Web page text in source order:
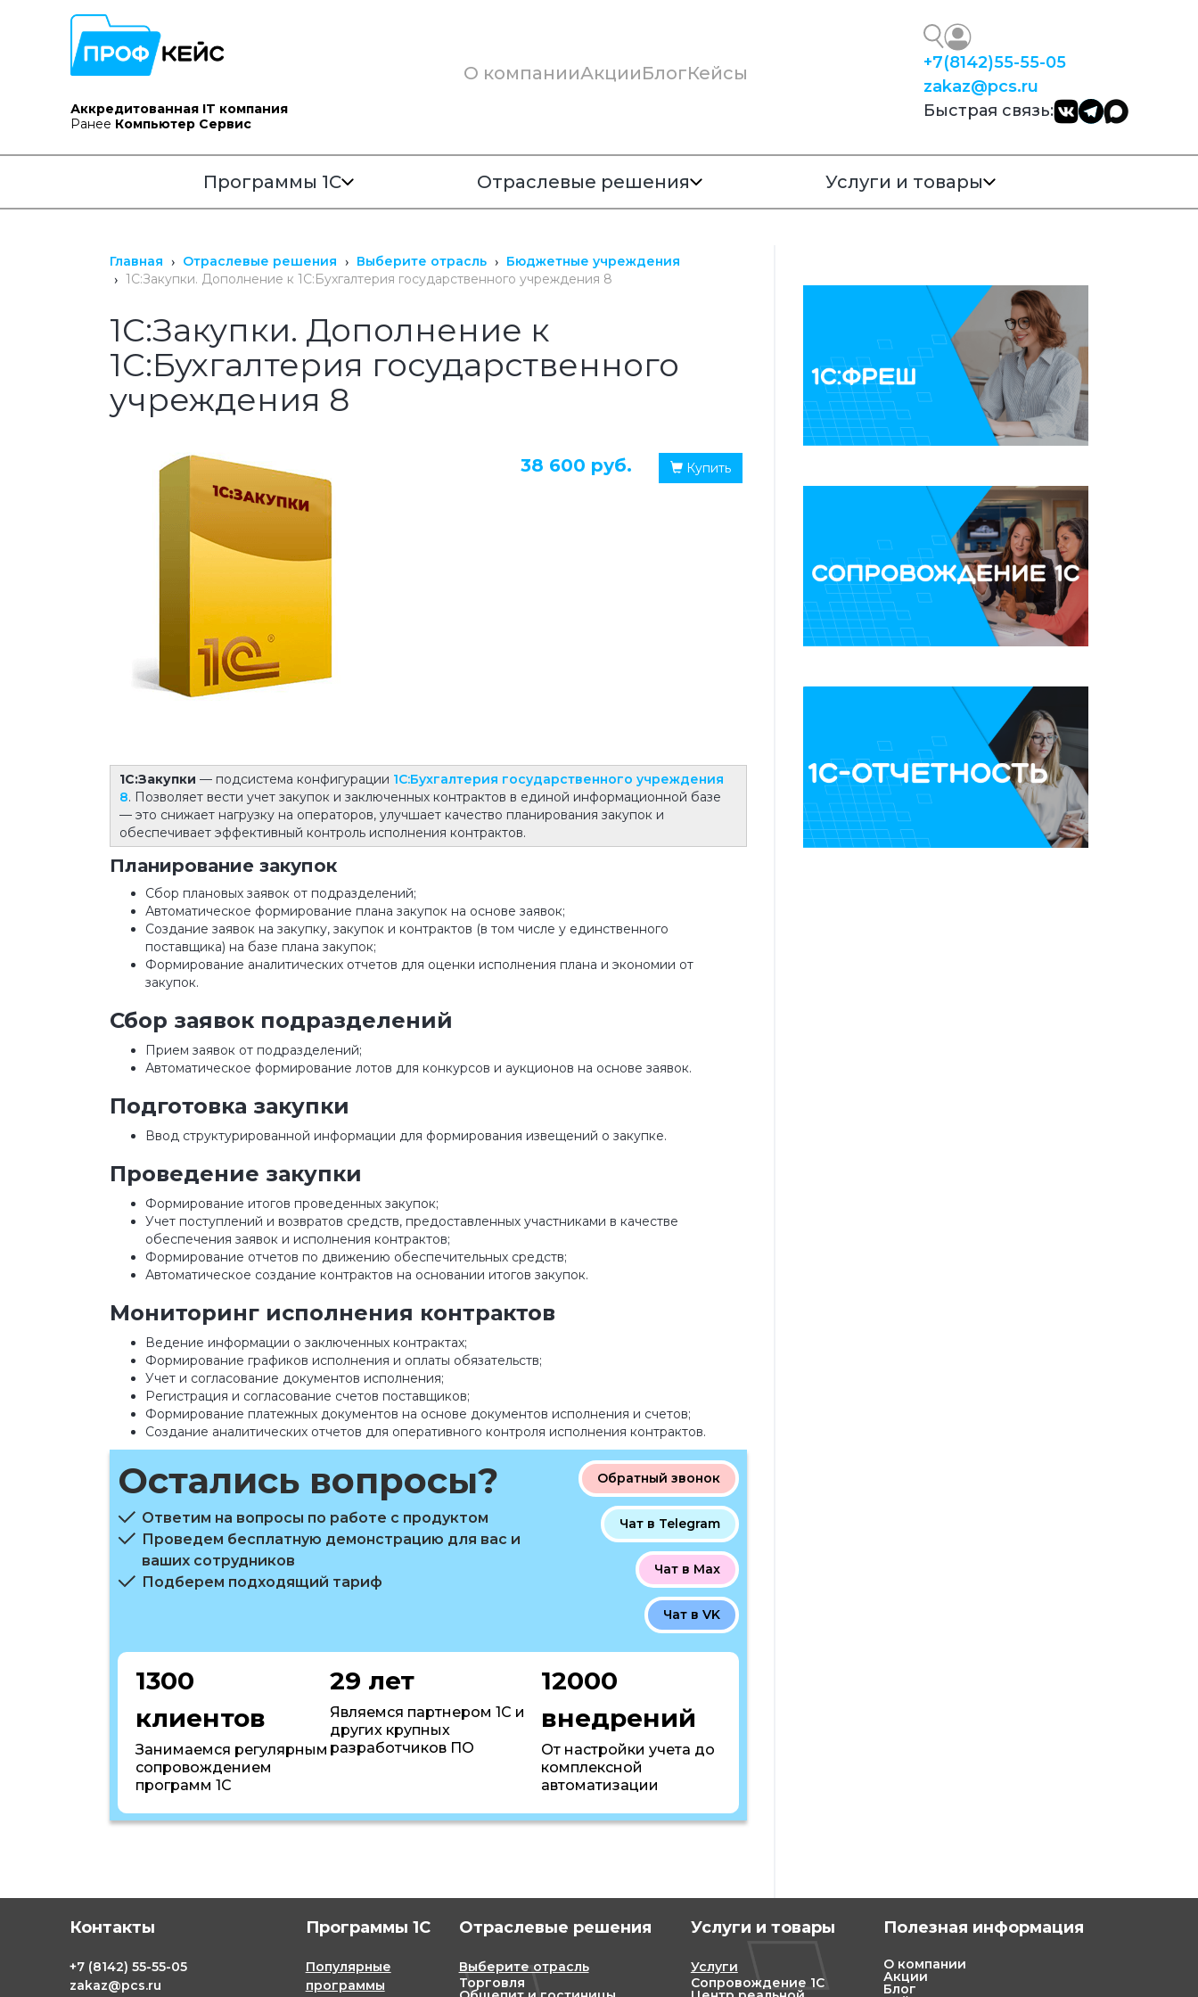
Аккредитованная IT компания
Ранее Компьютер Сервис
О компанииАкцииБлогКейсы
+7(8142)55-55-05
zakaz@pcs.ru
Быстрая связь:
Программы 1С Отраслевые решения Услуги и товары
Главная Отраслевые решения Выберите отрасль
Бюджетные учреждения
1С:Закупки. Дополнение к 1С:Бухгалтерия государственного учреждения 8
1С:Закупки. Дополнение к
1С:Бухгалтерия государственного
учреждения 8
38 600 руб. Купить
1С:Закупки — подсистема конфигурации 1С:Бухгалтерия государственного учреждения
8. Позволяет вести учет закупок и заключенных контрактов в единой информационной базе
— это снижает нагрузку на операторов, улучшает качество планирования закупок и
обеспечивает эффективный контроль исполнения контрактов.
Планирование закупок
Сбор плановых заявок от подразделений;
Автоматическое формирование плана закупок на основе заявок;
Создание заявок на закупку, закупок и контрактов (в том числе у единственного
поставщика) на базе плана закупок;
Формирование аналитических отчетов для оценки исполнения плана и экономии от
закупок.
Сбор заявок подразделений
Прием заявок от подразделений;
Автоматическое формирование лотов для конкурсов и аукционов на основе заявок.
Подготовка закупки
Ввод структурированной информации для формирования извещений о закупке.
Проведение закупки
Формирование итогов проведенных закупок;
Учет поступлений и возвратов средств, предоставленных участниками в качестве
обеспечения заявок и исполнения контрактов;
Формирование отчетов по движению обеспечительных средств;
Автоматическое создание контрактов на основании итогов закупок.
Мониторинг исполнения контрактов
Ведение информации о заключенных контрактах;
Формирование графиков исполнения и оплаты обязательств;
Учет и согласование документов исполнения;
Регистрация и согласование счетов поставщиков;
Формирование платежных документов на основе документов исполнения и счетов;
Создание аналитических отчетов для оперативного контроля исполнения контрактов.
Остались вопросы?
Ответим на вопросы по работе с продуктом
Проведем бесплатную демонстрацию для вас и
ваших сотрудников
Подберем подходящий тариф
Обратный звонок
Чат в Telegram
Чат в Max
Чат в VK
1300
клиентов
Занимаемся регулярным
сопровождением
программ 1С
29 лет
Являемся партнером 1С и
других крупных
разработчиков ПО
12000
внедрений
От настройки учета до
комплексной
автоматизации
Контакты
+7 (8142) 55-55-05
zakaz@pcs.ru
Программы 1С
Популярные
программы
Отраслевые решения
Выберите отрасль
Торговля
Услуги и товары
Услуги
Сопровождение 1С
Полезная информация
О компании
Акции
Блог